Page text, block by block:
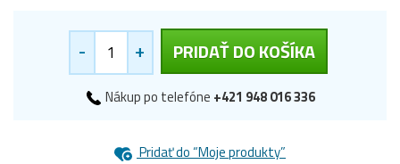
- + PRIDAŤ DO KOŠÍKA
Nákup po telefóne +421 948 016 336
Pridať do “Moje produkty”